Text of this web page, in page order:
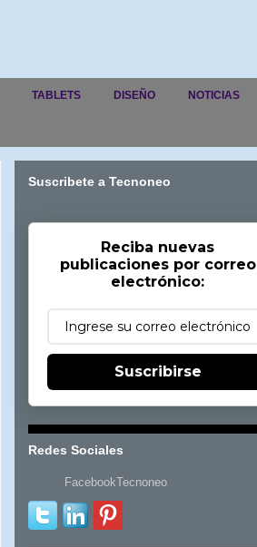
TABLETS DISEÑO NOTICIAS
Suscribete a Tecnoneo
Reciba nuevas
publicaciones por correo
electrónico:
Suscribirse
Redes Sociales
FacebookTecnoneo